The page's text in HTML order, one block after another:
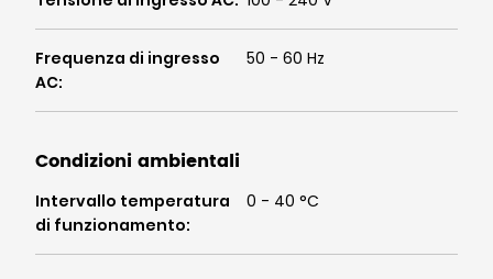
Frequenza di ingresso
AC:
50 - 60 Hz
Condizioni ambientali
Intervallo temperatura
di funzionamento:
0 - 40 °C